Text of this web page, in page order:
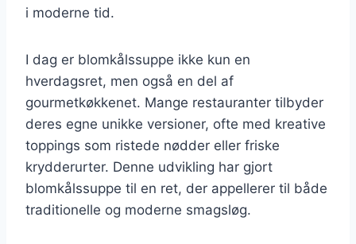
i moderne tid.
I dag er blomkålssuppe ikke kun en
hverdagsret, men også en del af
gourmetkøkkenet. Mange restauranter tilbyder
deres egne unikke versioner, ofte med kreative
toppings som ristede nødder eller friske
krydderurter. Denne udvikling har gjort
blomkålssuppe til en ret, der appellerer til både
traditionelle og moderne smagsløg.